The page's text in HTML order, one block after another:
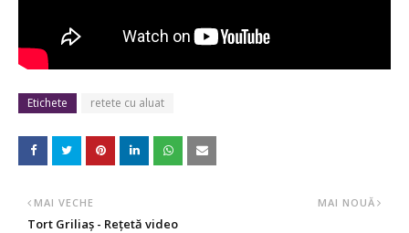
Etichete retete cu aluat
MAI NOUĂ
MAI VECHE
Tort Griliaș - Rețetă video